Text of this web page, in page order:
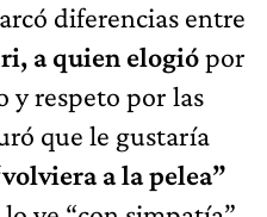
diferencias entre
a quien elogiópor
y respeto por las
que le gustaría
a la pelea”